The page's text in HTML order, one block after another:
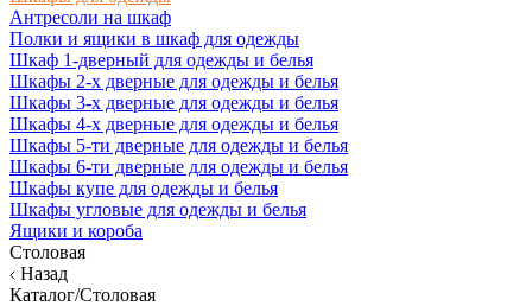
Антресоли на шкаф
Полки и ящики в шкаф для одежды
Шкаф 1-дверный для одежды и белья
Шкафы 2-х дверные для одежды и белья
Шкафы 3-х дверные для одежды и белья
Шкафы 4-х дверные для одежды и белья
Шкафы 5-ти дверные для одежды и белья
Шкафы 6-ти дверные для одежды и белья
Шкафы купе для одежды и белья
Шкафы угловые для одежды и белья
Ящики и короба
Столовая
Назад
Каталог/Столовая